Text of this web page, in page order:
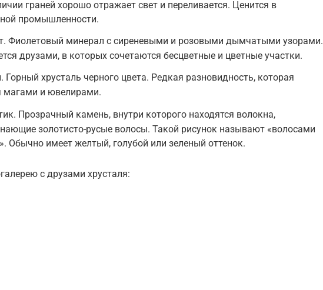
граней хорошо отражает свет и переливается. Ценится в
промышленности.
Фиолетовый минерал с сиреневыми и розовыми дымчатыми узорами.
друзами, в которых сочетаются бесцветные и цветные участки.
Горный хрусталь черного цвета. Редкая разновидность, которая
магами и ювелирами.
Прозрачный камень, внутри которого находятся волокна,
золотисто-русые волосы. Такой рисунок называют «волосами
Обычно имеет желтый, голубой или зеленый оттенок.
с друзами хрусталя: